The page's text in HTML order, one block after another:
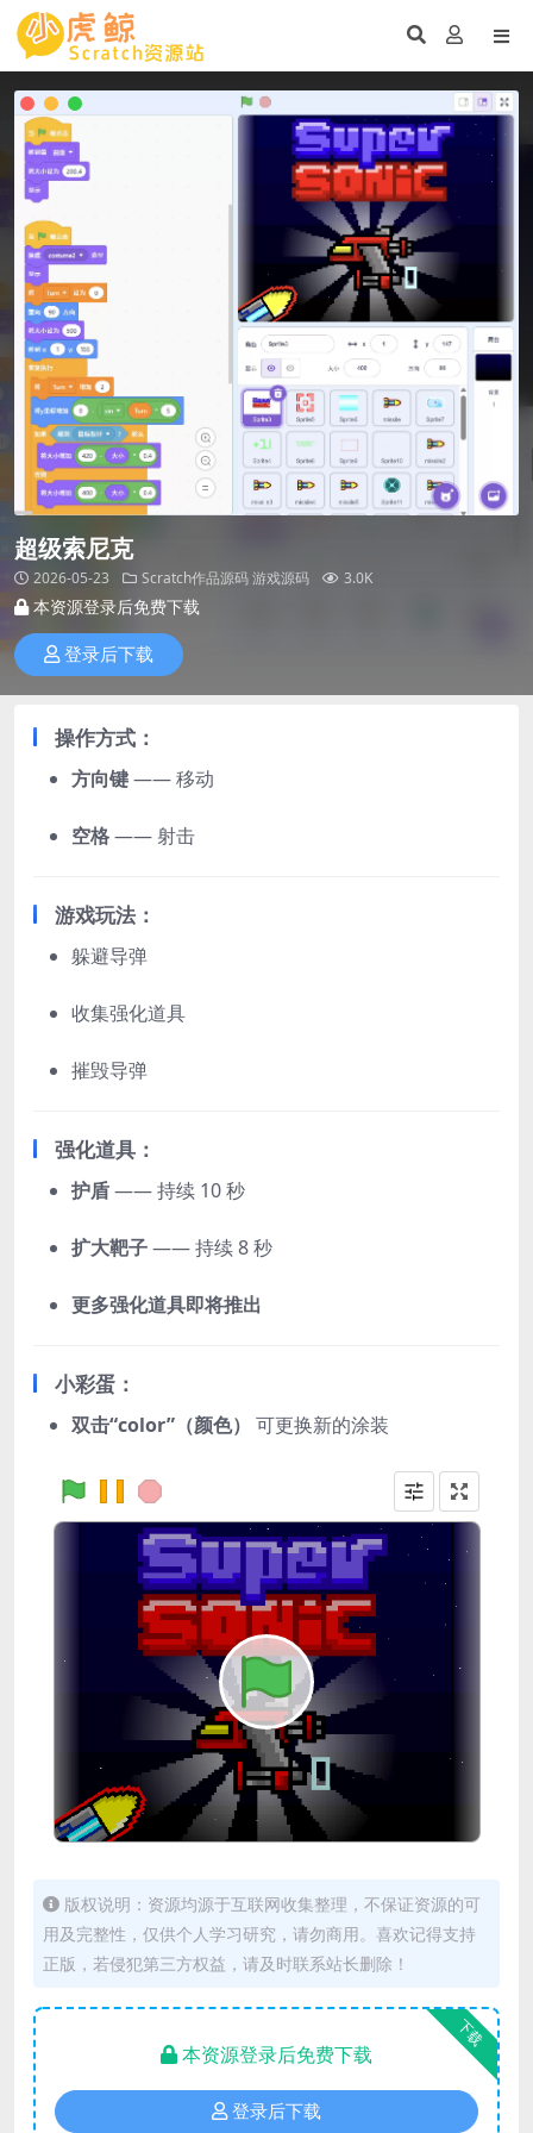
超级索尼克
2026-05-23 Scratch作品源码游戏源码 3.0K
本资源登录后免费下载
登录后下载
操作方式：
方向键—— 移动
空格—— 射击
游戏玩法：
躲避导弹
收集强化道具
摧毁导弹
强化道具：
护盾—— 持续 10 秒
扩大靶子—— 持续 8 秒
更多强化道具即将推出
小彩蛋：
双击“color”（颜色） 可更换新的涂装
版权说明：资源均源于互联网收集整理，不保证资源的可
用及完整性，仅供个人学习研究，请勿商用。喜欢记得支持
正版，若侵犯第三方权益，请及时联系站长删除！
下载
本资源登录后免费下载
登录后下载